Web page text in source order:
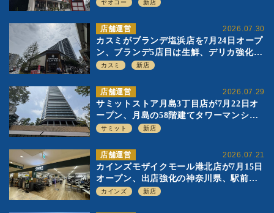
ヤオコー 新店
2026.07.30
店舗運営
カスミがブランデ塩浜店を7月24日オープ
ン、ブランデ5店目は生鮮、デリカ強化の
一方で通常店の要素も取り入れ
カスミ 新店
2026.07.29
店舗運営
サミットストア月島3丁目店が7月22日オ
ープン、月島の58階建てタワーマンショ
ン1階に生鮮強化の小商圏型店を出店
サミット 新店
2026.07.21
店舗運営
カインズモザイクモール港北店が7月15日
オープン、出店強化の神奈川県、駅前
SC2階の都市型小型店
カインズ 新店